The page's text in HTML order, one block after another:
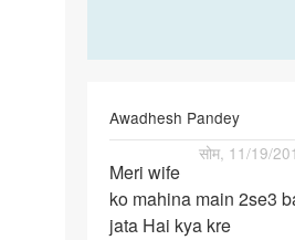
Awadhesh Pandey
सोम, 11/19/
Meri
wife
ko
Meri wife
ko mahina main 2se3
jata Hai kya kre